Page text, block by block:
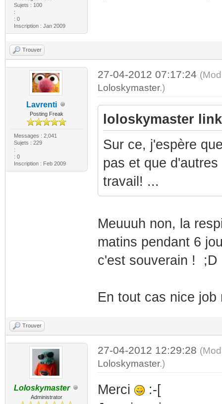
Sujets : 100
:
: 0
Inscription : Jan 2009
Trouver
Lavrenti
Posting Freak
Messages : 2,041
Sujets : 229
:
: 0
Inscription : Feb 2009
27-04-2012 07:17:24
Loloskymaster.)
loloskymaster
Sur ce, j'espère
pas et que
travail! ...
Meuuuh non, la
matins pendant 6
c'est souverain ! ;D
En tout cas nice
Trouver
Loloskymaster
Administrator
27-04-2012 12:29:28
Loloskymaster.)
Merci
:-[